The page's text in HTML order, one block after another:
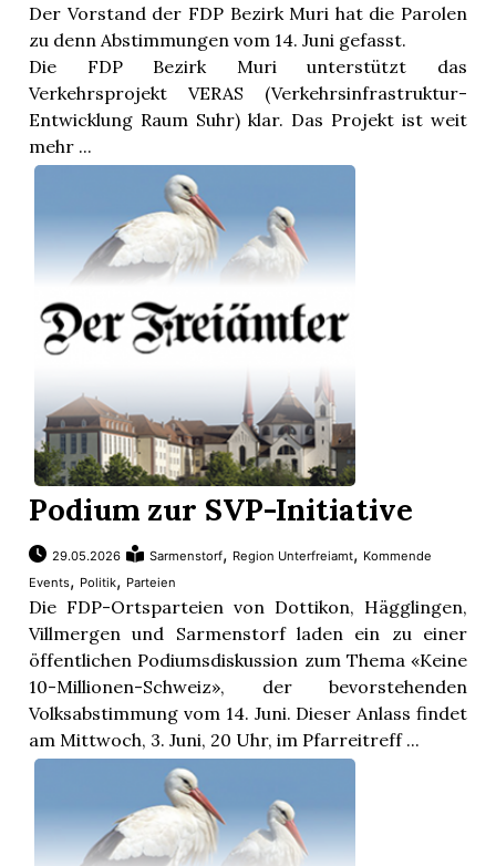
Der Vorstand der FDP Bezirk Muri hat die Parolen
zu denn Abstimmungen vom 14. Juni gefasst.
Die FDP Bezirk Muri unterstützt das
Verkehrsprojekt VERAS (Verkehrsinfrastruktur-
Entwicklung Raum Suhr) klar. Das Projekt ist weit
mehr ...
Podium zur SVP-Initiative
29.05.2026 Sarmenstorf, Region Unterfreiamt, Kommende
Events, Politik, Parteien
Die FDP-Ortsparteien von Dottikon, Hägglingen,
Villmergen und Sarmenstorf laden ein zu einer
öffentlichen Podiumsdiskussion zum Thema «Keine
10-Millionen-Schweiz», der bevorstehenden
Volksabstimmung vom 14. Juni. Dieser Anlass findet
am Mittwoch, 3. Juni, 20 Uhr, im Pfarreitreff ...